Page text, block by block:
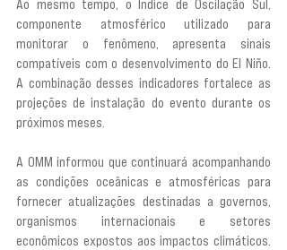
Ao mesmo tempo, o Índice de Oscilação Sul,
componente atmosférico utilizado para
monitorar o fenômeno, apresenta sinais
compatíveis com o desenvolvimento do El Niño.
A combinação desses indicadores fortalece as
projeções de instalação do evento durante os
próximos meses.
A OMM informou que continuará acompanhando
as condições oceânicas e atmosféricas para
fornecer atualizações destinadas a governos,
organismos internacionais e setores
econômicos expostos aos impactos climáticos.